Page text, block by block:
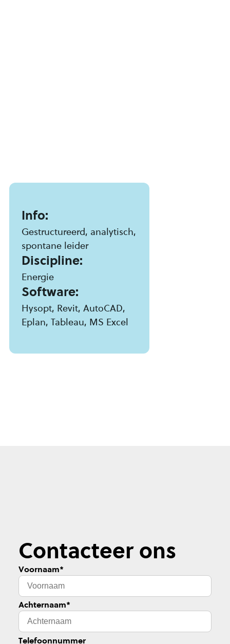
Info:
Gestructureerd, analytisch,
spontane leider
Discipline:
Energie
Software:
Hysopt, Revit, AutoCAD,
Eplan, Tableau, MS Excel
Contacteer ons
Voornaam*
Achternaam*
Telefoonnummer